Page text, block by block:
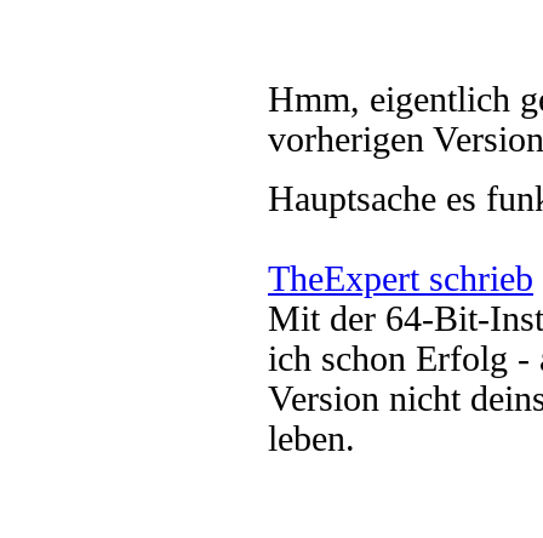
Hmm, eigentlich
vorherigen
Hauptsache es
TheExpert schrieb
Mit der 64-Bit-
ich schon Erfolg -
Version nicht
leben.